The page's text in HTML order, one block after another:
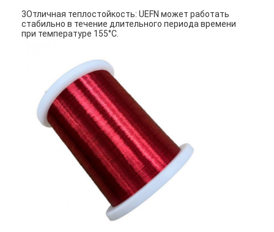
3Отличная теплостойкость: UEFN может работать
стабильно в течение длительного периода времени
при температуре 155°C.